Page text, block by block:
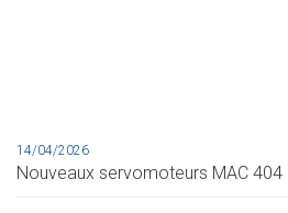
14/04/2026
Nouveaux servomoteurs MAC 404